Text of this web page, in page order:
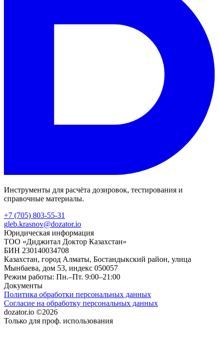
Инструменты для расчёта дозировок, тестирования и
справочные материалы.
+7 (705) 803-55-31
gleb.krasnov@dozator.io
Юридическая информация
ТОО «Диджитал Доктор Казахстан»
БИН 230140034708
Казахстан, город Алматы, Бостандыкский район, улица
Мынбаева, дом 53, индекс 050057
Режим работы: Пн.–Пт. 9:00–21:00
Документы
Политика обработки персональных данных
Согласие на обработку персональных данных
dozator.io ©2026
Только для проф. использования